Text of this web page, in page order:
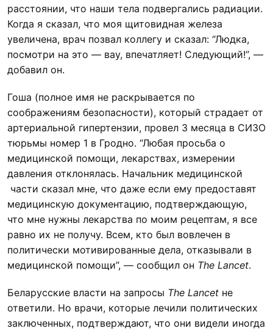
расстоянии, что наши тела подвергались радиации.
Когда я сказал, что моя щитовидная железа
увеличена, врач позвал коллегу и сказал: “Людка,
посмотри на это — вау, впечатляет! Следующий!”, —
добавил он.
Гоша (полное имя не раскрывается по
соображениям безопасности), который страдает от
артериальной гипертензии, провел 3 месяца в СИЗО
тюрьмы номер 1 в Гродно. “Любая просьба о
медицинской помощи, лекарствах, измерении
давления отклонялась. Начальник медицинской
части сказал мне, что даже если ему предоставят
медицинскую документацию, подтверждающую,
что мне нужны лекарства по моим рецептам, я все
равно их не получу. Всем, кто был вовлечен в
политически мотивированные дела, отказывали в
медицинской помощи”, — сообщил он The Lancet.
Беларусские власти на запросы The Lancet не
ответили. Но врачи, которые лечили политических
заключенных, подтверждают, что они видели иногда